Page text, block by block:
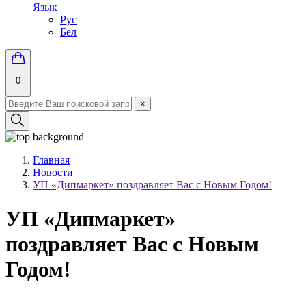
Язык
Рус
Бел
0
×
Главная
Новости
УП «Дипмаркет» поздравляет Вас с Новым Годом!
УП «Дипмаркет»
поздравляет Вас с Новым
Годом!